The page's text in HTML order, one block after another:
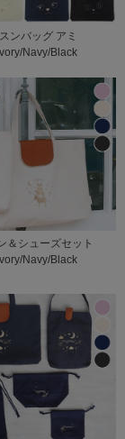
ンバッグ アミ
Navy/Black
＆シューズセット
Navy/Black